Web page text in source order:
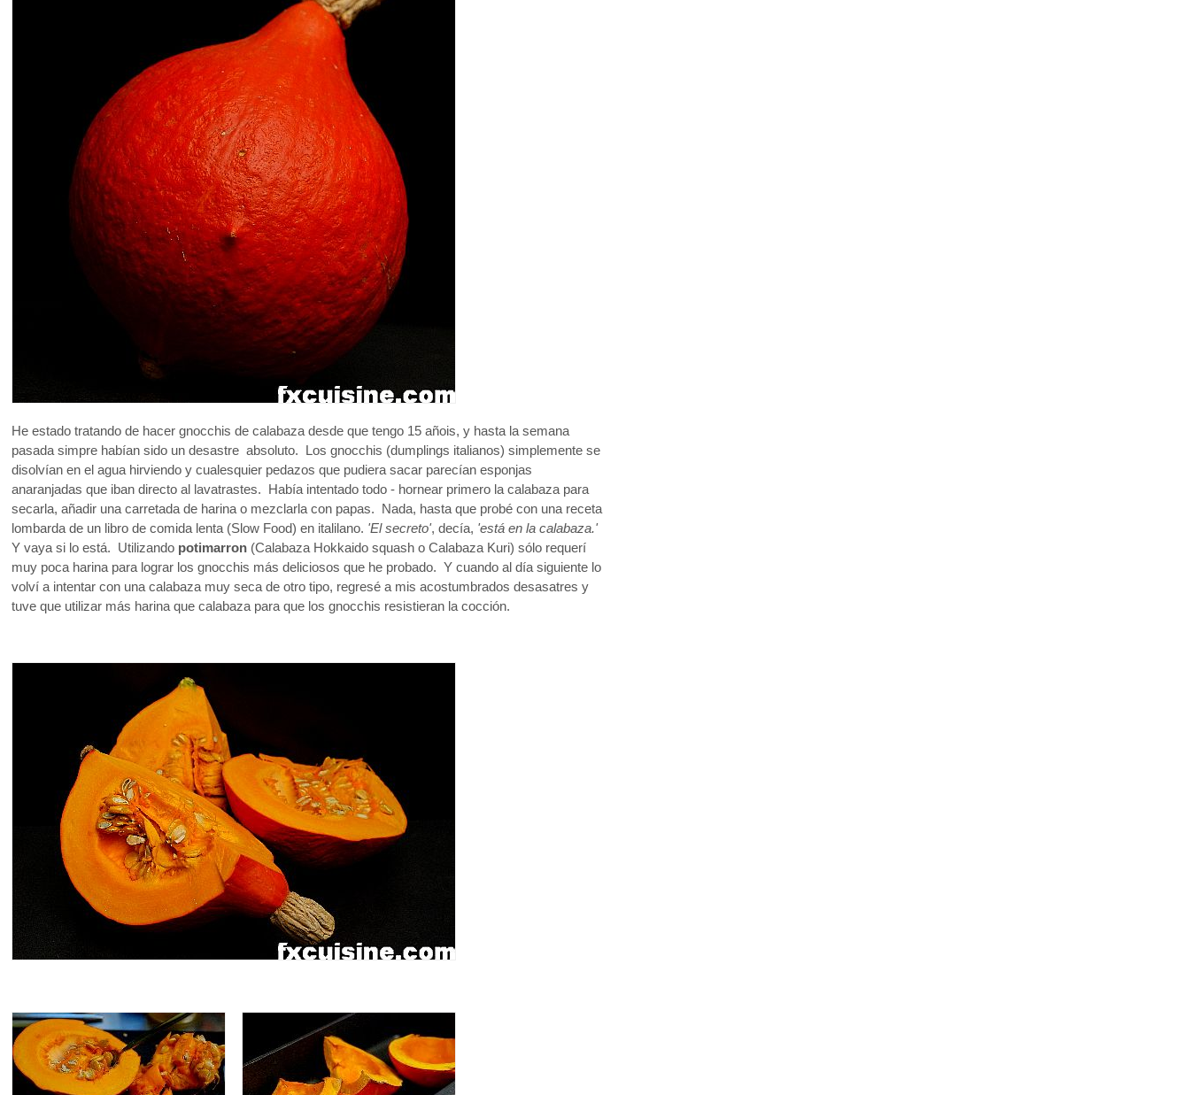
He estado tratando de hacer gnocchis de calabaza desde que tengo 15 añois, y hasta la semana
pasada simpre habían sido un desastre absoluto. Los gnocchis (dumplings italianos) simplemente se
disolvían en el agua hirviendo y cualesquier pedazos que pudiera sacar parecían esponjas
anaranjadas que iban directo al lavatrastes. Había intentado todo - hornear primero la calabaza para
secarla, añadir una carretada de harina o mezclarla con papas. Nada, hasta que probé con una receta
lombarda de un libro de comida lenta (Slow Food) en italilano. 'El secreto', decía, 'está en la calabaza.'
Y vaya si lo está. Utilizando potimarron (Calabaza Hokkaido squash o Calabaza Kuri) sólo requerí
muy poca harina para lograr los gnocchis más deliciosos que he probado. Y cuando al día siguiente lo
volví a intentar con una calabaza muy seca de otro tipo, regresé a mis acostumbrados desasatres y
tuve que utilizar más harina que calabaza para que los gnocchis resistieran la cocción.